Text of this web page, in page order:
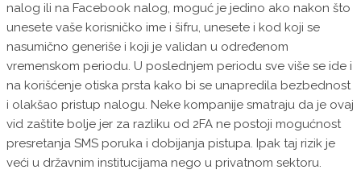
nalog ili na Facebook nalog, moguć je jedino ako nakon što
unesete vaše korisničko ime i šifru, unesete i kod koji se
nasumično generiše i koji je validan u određenom
vremenskom periodu. U poslednjem periodu sve više se ide i
na korišćenje otiska prsta kako bi se unapredila bezbednost
i olakšao pristup nalogu. Neke kompanije smatraju da je ovaj
vid zaštite bolje jer za razliku od 2FA ne postoji mogućnost
presretanja SMS poruka i dobijanja pistupa. Ipak taj rizik je
veći u državnim institucijama nego u privatnom sektoru.